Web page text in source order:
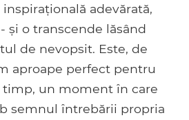
adevărată,
și o transcende lăsând
de nevopsit. Este, de
aproape perfect pentru
un moment în care
semnul întrebării propria